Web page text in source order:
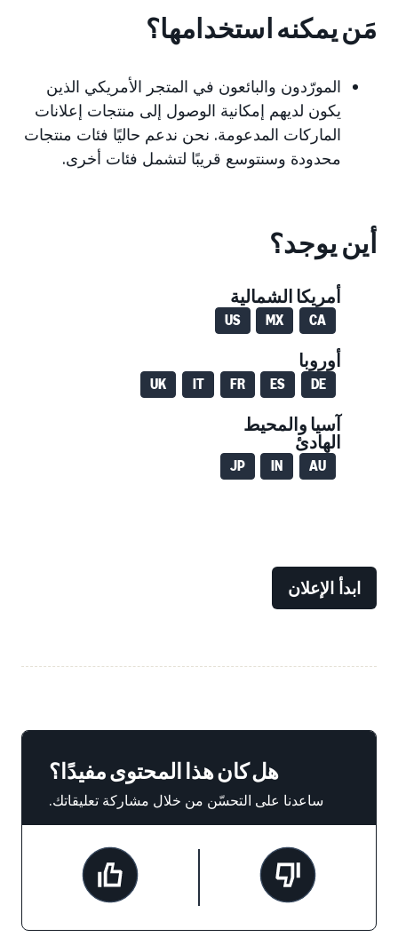
مَن يمكنه استخدامها؟
المورّدون والبائعون في المتجر الأمريكي الذين
يكون لديهم إمكانية الوصول إلى منتجات إعلانات
الماركات المدعومة. نحن ندعم حاليًا فئات منتجات
محدودة وسنتوسع قريبًا لتشمل فئات أخرى.
أين يوجد؟
أمريكا الشمالية
CA
MX
US
أوروبا
DE
ES
FR
IT
UK
آسيا والمحيط
الهادئ
AU
IN
JP
ابدأ الإعلان
هل كان هذا المحتوى مفيدًا؟
ساعدنا على التحسّن من خلال مشاركة تعليقاتك.